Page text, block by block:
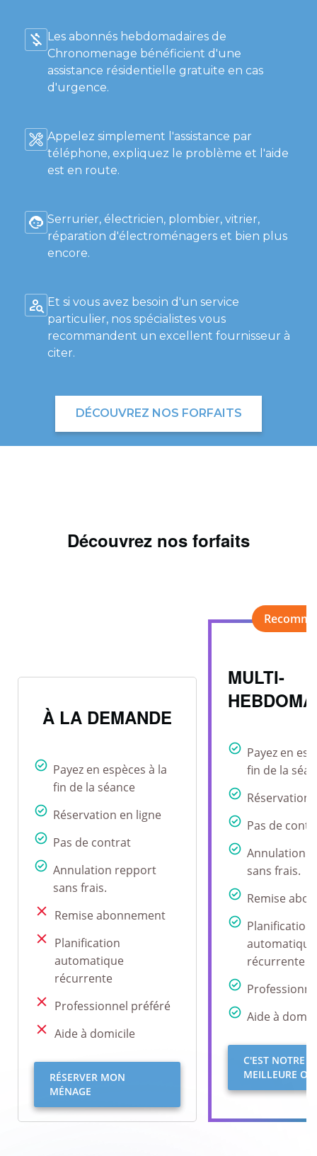
Les abonnés hebdomadaires de
Chronomenage bénéficient d'une
assistance résidentielle gratuite en cas
d'urgence.
Appelez simplement l'assistance par
téléphone, expliquez le problème et l'aide
est en route.
Serrurier, électricien, plombier, vitrier,
réparation d'électroménagers et bien plus
encore.
Et si vous avez besoin d'un service
particulier, nos spécialistes vous
recommandent un excellent fournisseur à
citer.
DÉCOUVREZ NOS FORFAITS
Découvrez nos forfaits
MULTI-
Payez en
fin de la
Réservation
Pas de
Annulation
sans frais.
Remise
Planification
automatique
récurrente
Aide à
C'EST NOTRE
MEILLEURE
À LA DEMANDE
Payez en espèces à la
fin de la séance
Réservation en ligne
Pas de contrat
Annulation repport
sans frais.
Remise abonnement
Planification
automatique
récurrente
Professionnel préféré
Aide à domicile
RÉSERVER MON
MÉNAGE